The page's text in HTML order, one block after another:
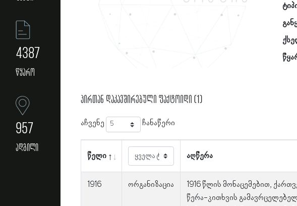
4387
წყარო
957
ადგილი
პირთან დაკავშირებული ფაქტოიდი (1)
აჩვენე ჩანაწერი
წელი აღწერა
1916 ორგანიზაცია
1916 წლის მონაცემებით,
წერა-კითხვის